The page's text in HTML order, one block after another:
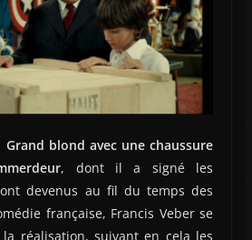
Grand blond avec une chaussure
, dont il a signé les
devenus au fil du temps des
française, Francis Veber se
réalisation, suivant en cela les